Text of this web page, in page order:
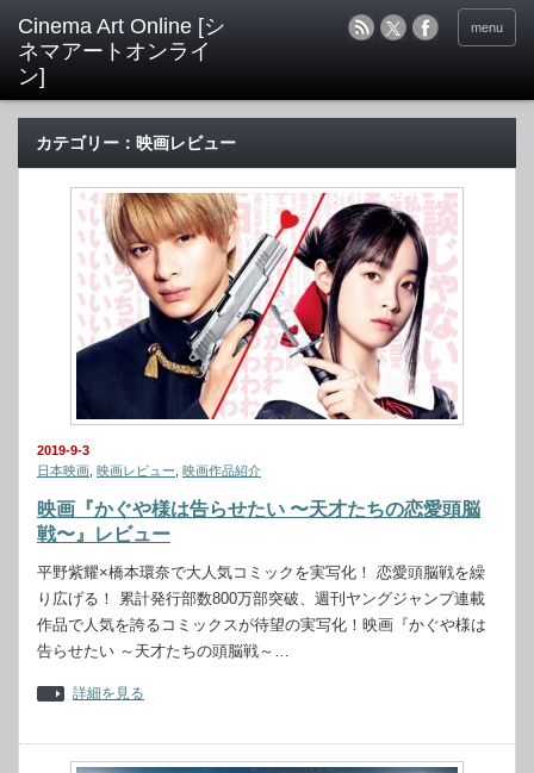
menu
カテゴリー：映画レビュー
2019-9-3
日本映画 映画レビュー 映画作品紹介
映画『かぐや様は告らせたい 〜天才たちの恋愛頭脳
戦〜』レビュー
平野紫耀×橋本環奈で大人気コミックを実写化！ 恋愛頭脳戦を繰
り広げる！ 累計発行部数800万部突破、週刊ヤングジャンプ連載
作品で人気を誇るコミックスが待望の実写化！映画『かぐや様は
告らせたい ～天才たちの頭脳戦～…
詳細を見る